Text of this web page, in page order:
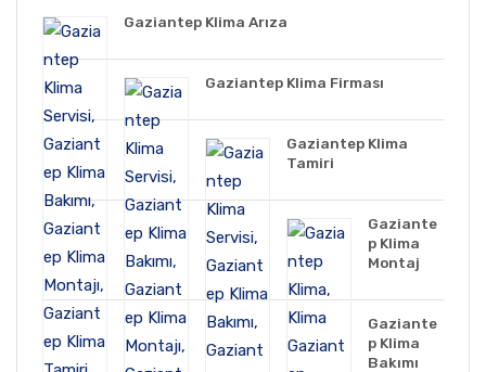
Gaziantep Klima Arıza
Gaziantep Klima Firması
Gaziantep Klima
Tamiri
Gaziante
p Klima
Montaj
Gaziante
p Klima
Bakımı